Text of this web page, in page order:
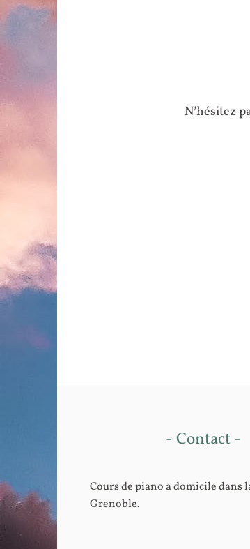
N’hésitez
- Contact -
Cours de piano a domicile dans
Grenoble.